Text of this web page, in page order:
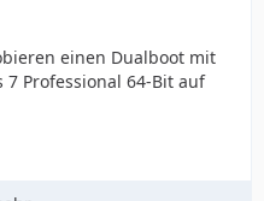
einen Dualboot mit
7 Professional 64-Bit auf